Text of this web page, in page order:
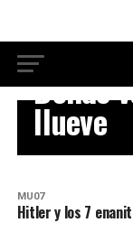
Dónde
llueve
MU07
Hitler y los 7